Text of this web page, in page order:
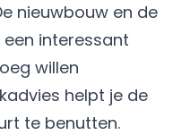
nieuwbouw en de
interessant
willen
helpt je de
te benutten.